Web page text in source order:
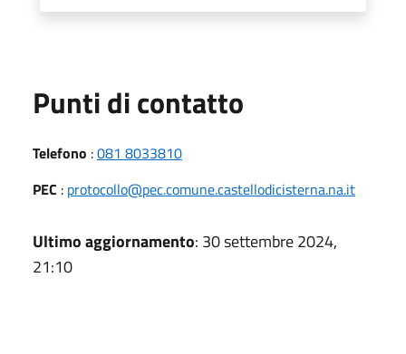
Punti di contatto
Telefono :081 8033810
PEC : protocollo@pec.comune.castellodicisterna.na.it
Ultimo aggiornamento: 30 settembre 2024,
21:10